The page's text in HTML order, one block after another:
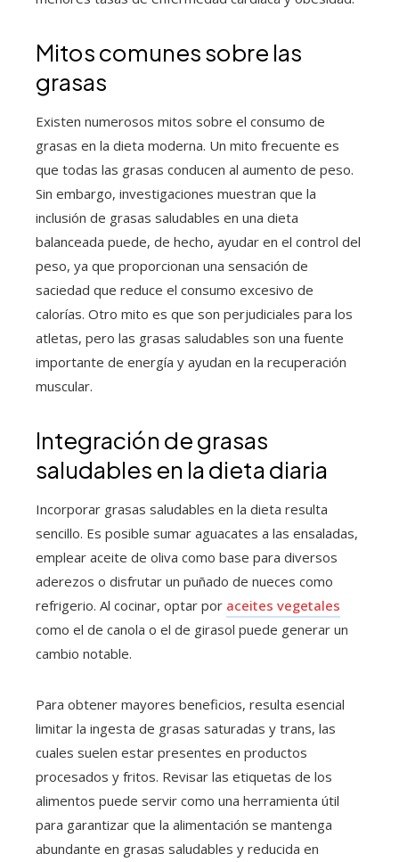
Mitos comunes sobre las
grasas
Existen numerosos mitos sobre el consumo de
grasas en la dieta moderna. Un mito frecuente es
que todas las grasas conducen al aumento de peso.
Sin embargo, investigaciones muestran que la
inclusión de grasas saludables en una dieta
balanceada puede, de hecho, ayudar en el control del
peso, ya que proporcionan una sensación de
saciedad que reduce el consumo excesivo de
calorías. Otro mito es que son perjudiciales para los
atletas, pero las grasas saludables son una fuente
importante de energía y ayudan en la recuperación
muscular.
Integración de grasas
saludables en la dieta diaria
Incorporar grasas saludables en la dieta resulta
sencillo. Es posible sumar aguacates a las ensaladas,
emplear aceite de oliva como base para diversos
aderezos o disfrutar un puñado de nueces como
refrigerio. Al cocinar, optar por aceites vegetales
como el de canola o el de girasol puede generar un
cambio notable.
Para obtener mayores beneficios, resulta esencial
limitar la ingesta de grasas saturadas y trans, las
cuales suelen estar presentes en productos
procesados y fritos. Revisar las etiquetas de los
alimentos puede servir como una herramienta útil
para garantizar que la alimentación se mantenga
abundante en grasas saludables y reducida en